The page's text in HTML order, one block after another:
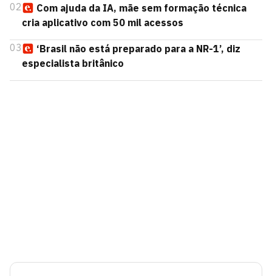
02
Com ajuda da IA, mãe sem formação técnica
cria aplicativo com 50 mil acessos
03
‘Brasil não está preparado para a NR-1’, diz
especialista britânico